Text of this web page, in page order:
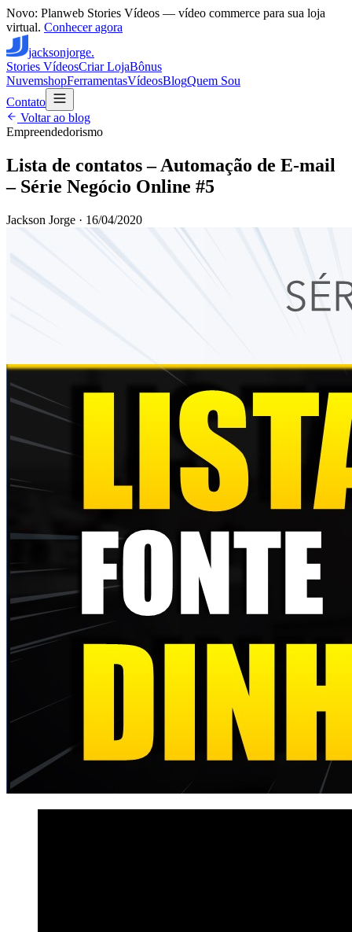
Novo: Planweb Stories Vídeos — vídeo commerce para sua loja
virtual. Conhecer agora
jacksonjorge.
Stories VídeosCriar LojaBônus
NuvemshopFerramentasVídeosBlogQuem Sou
Contato
Voltar ao blog
Empreendedorismo
Lista de contatos – Automação de E-mail
– Série Negócio Online #5
Jackson Jorge · 16/04/2020